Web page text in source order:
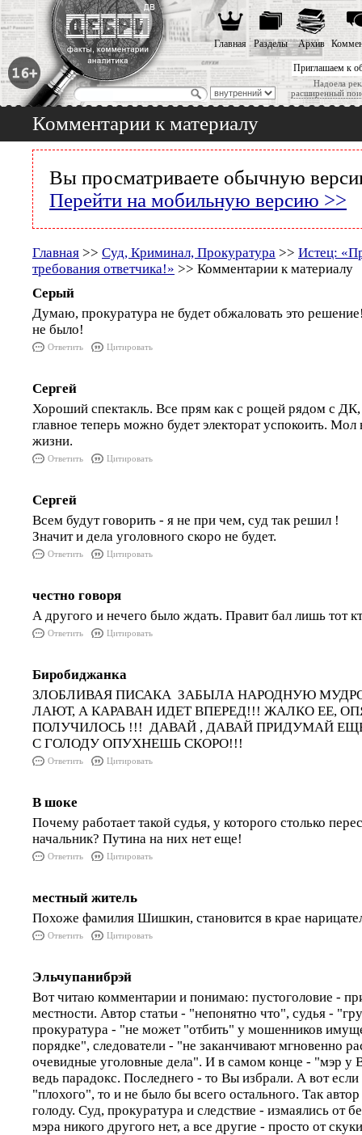
Приглашаем к
Надоела
расширенный
Главная Разделы Архив
Комментарии к материалу
Вы просматриваете обычную
Перейти на мобильную версию >>
Главная >> Суд, Криминал, Прокуратура >> Истец:
требования ответчика!» >> Комментарии к материалу
Серый
Думаю, прокуратура не будет обжаловать это
не было!
Ответить Цитировать
Сергей
Хороший спектакль. Все прям как с рощей рядом с
главное теперь можно будет электорат успокоить.
жизни.
Ответить Цитировать
Сергей
Всем будут говорить - я не при чем, суд так решил !
Значит и дела уголовного скоро не будет.
Ответить Цитировать
честно говоря
А другого и нечего было ждать. Правит бал лишь тот
Ответить Цитировать
Биробиджанка
ЗЛОБЛИВАЯ ПИСАКА ЗАБЫЛА НАРОДНУЮ
ЛАЮТ, А КАРАВАН ИДЕТ ВПЕРЕД!!! ЖАЛКО ЕЕ,
ПОЛУЧИЛОСЬ !!! ДАВАЙ , ДАВАЙ ПРИДУМАЙ
С ГОЛОДУ ОПУХНЕШЬ СКОРО!!!
Ответить Цитировать
В шоке
Почему работает такой судья, у которого столько
начальник? Путина на них нет еще!
Ответить Цитировать
местный житель
Похоже фамилия Шишкин, становится в крае
Ответить Цитировать
Эльчупанибрэй
Вот читаю комментарии и понимаю: пустоголовие -
местности. Автор статьи - "непонятно что", судья -
прокуратура - "не может "отбить" у мошенников
порядке", следователи - "не заканчивают мгновенно
очевидные уголовные дела". И в самом конце - "мэр у
ведь парадокс. Последнего - то Вы избрали. А вот
"плохого", то и не было бы всего остального. Так
голоду. Суд, прокуратура и следствие - измаялись от
мэра никого другого нет, а все другие - просто от